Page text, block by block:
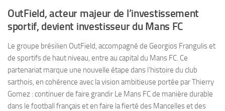
OutField, acteur majeur de l’investissement
sportif, devient investisseur du Mans FC
Le groupe brésilien OutField, accompagné de Georgios Frangulis et
de sportifs de haut niveau, entre au capital du Mans FC. Ce
partenariat marque une nouvelle étape dans l’histoire du club
sarthois, en cohérence avec la vision ambitieuse portée par Thierry
Gomez : continuer de faire grandir Le Mans FC de manière durable
dans le football français et en faire la fierté des Mancelles et des